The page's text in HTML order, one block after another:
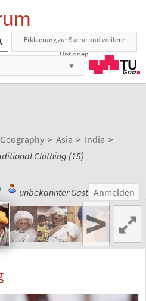
Erklaerung zur Suche und weitere
Optionen
Geography > Asia > India >
Clothing (15)
unbekannter Gast Anmelden
>